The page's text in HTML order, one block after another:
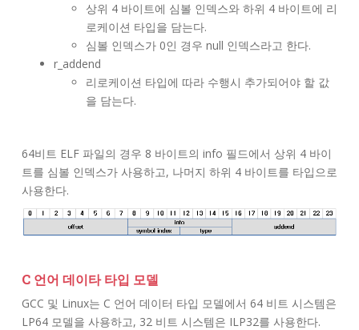
상위 4 바이트에 심볼 인덱스와 하위 4 바이트에 리
로케이션 타입을 담는다.
심볼 인덱스가 0인 경우 null 인덱스라고 한다.
r_addend
리로케이션 타입에 따라 수행시 추가되어야 할 값
을 담는다.
64비트 ELF 파일의 경우 8 바이트의 info 필드에서 상위 4 바이
트를 심볼 인덱스가 사용하고, 나머지 하위 4 바이트를 타입으로
사용한다.
C 언어 데이타 타입 모델
GCC 및 Linux는 C 언어 데이터 타입 모델에서 64 비트 시스템은
LP64 모델을 사용하고, 32 비트 시스템은 ILP32를 사용한다.